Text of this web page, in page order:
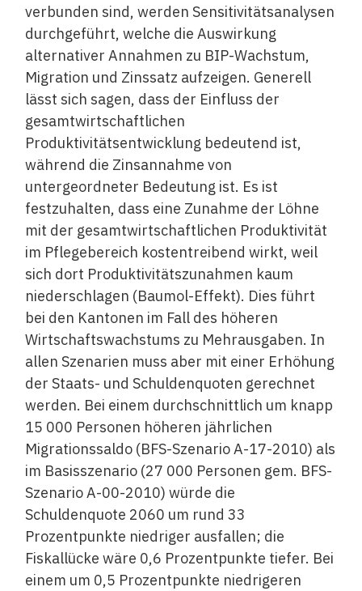
verbunden sind, werden Sensitivitätsanalysen
durchgeführt, welche die Auswirkung
alternativer Annahmen zu BIP-Wachstum,
Migration und Zinssatz aufzeigen. Generell
lässt sich sagen, dass der Einfluss der
gesamtwirtschaftlichen
Produktivitätsentwicklung bedeutend ist,
während die Zinsannahme von
untergeordneter Bedeutung ist. Es ist
festzuhalten, dass eine Zunahme der Löhne
mit der gesamtwirtschaftlichen Produktivität
im Pflegebereich kostentreibend wirkt, weil
sich dort Produktivitätszunahmen kaum
niederschlagen (Baumol-Effekt). Dies führt
bei den Kantonen im Fall des höheren
Wirtschaftswachstums zu Mehrausgaben. In
allen Szenarien muss aber mit einer Erhöhung
der Staats- und Schuldenquoten gerechnet
werden. Bei einem durchschnittlich um knapp
15 000 Personen höheren jährlichen
Migrationssaldo (BFS-Szenario A-17-2010) als
im Basisszenario (27 000 Personen gem. BFS-
Szenario A-00-2010) würde die
Schuldenquote 2060 um rund 33
Prozentpunkte niedriger ausfallen; die
Fiskallücke wäre 0,6 Prozentpunkte tiefer. Bei
einem um 0,5 Prozentpunkte niedrigeren